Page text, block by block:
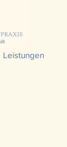
Leistungen